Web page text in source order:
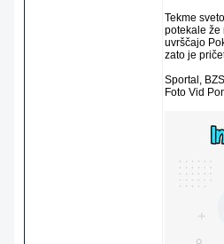
Tekme
potekale že
uvrščajo
zato je
Sportal, BZS
Foto Vid